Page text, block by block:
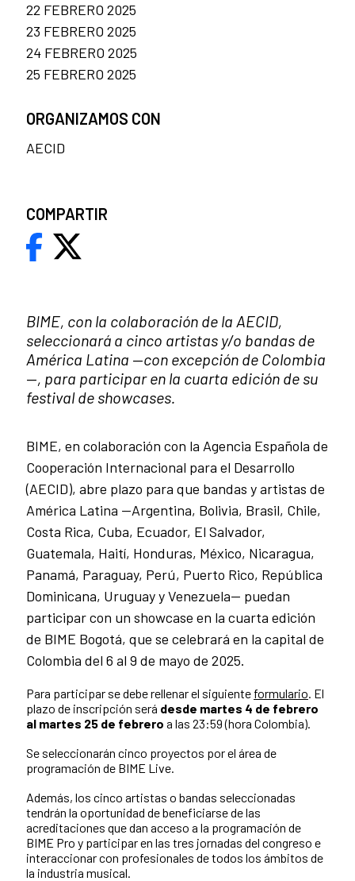
BIME, con la colaboración de la AECID,
seleccionará a cinco artistas y/o bandas de
América Latina —con excepción de Colombia
—, para participar en la cuarta edición de su
festival de showcases.
BIME, en colaboración con la Agencia Española de
Cooperación Internacional para el Desarrollo
(AECID), abre plazo para que bandas y artistas de
América Latina —Argentina, Bolivia, Brasil, Chile,
Costa Rica, Cuba, Ecuador, El Salvador,
Guatemala, Haití, Honduras, México, Nicaragua,
Panamá, Paraguay, Perú, Puerto Rico, República
Dominicana, Uruguay y Venezuela— puedan
participar con un showcase en la cuarta edición
de BIME Bogotá, que se celebrará en la capital de
Colombia del 6 al 9 de mayo de 2025.
Para participar se debe rellenar el siguiente formulario . El
plazo de inscripción será desde martes 4 de febrero
al martes 25 de febrero a las 23:59 (hora Colombia).
Se seleccionarán cinco proyectos por el área de
programación de BIME Live.
Además, los cinco artistas o bandas seleccionadas
tendrán la oportunidad de beneficiarse de las
acreditaciones que dan acceso a la programación de
BIME Pro y participar en las tres jornadas del congreso e
interaccionar con profesionales de todos los ámbitos de
la industria musical.
22 FEBRERO 2025
23 FEBRERO 2025
24 FEBRERO 2025
25 FEBRERO 2025
ORGANIZAMOS CON
AECID
COMPARTIR